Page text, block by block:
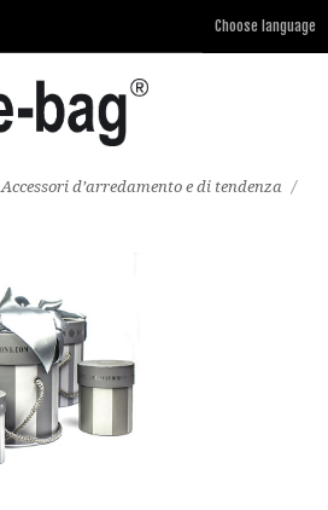
Accessori d’arredamento e di tendenza /